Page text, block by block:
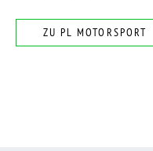
ZU PL MOTORSPORT